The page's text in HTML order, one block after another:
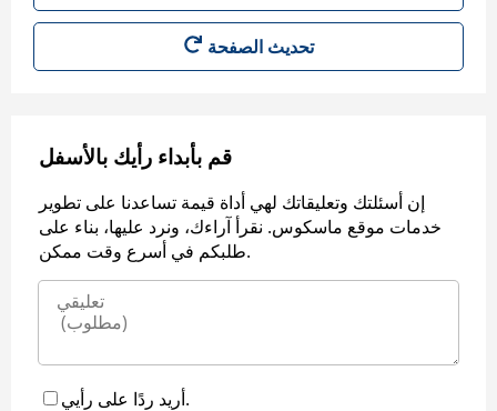
تحديث الصفحة
قم بأبداء رأيك بالأسفل
إن أسئلتك وتعليقاتك لهي أداة قيمة تساعدنا على تطوير
خدمات موقع ماسكوس. نقرأ آراءك، ونرد عليها، بناء على
طلبكم في أسرع وقت ممكن.
أريد ردًا على رأيي.